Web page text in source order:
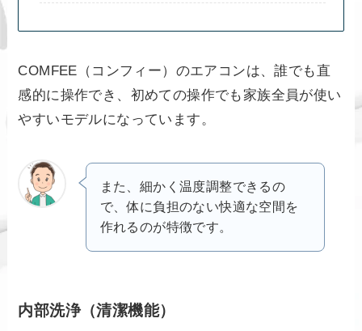
COMFEE（コンフィー）のエアコンは、誰でも直
感的に操作でき、初めての操作でも家族全員が使い
やすいモデルになっています。
また、細かく温度調整できるの
で、体に負担のない快適な空間を
作れるのが特徴です。
内部洗浄（清潔機能）